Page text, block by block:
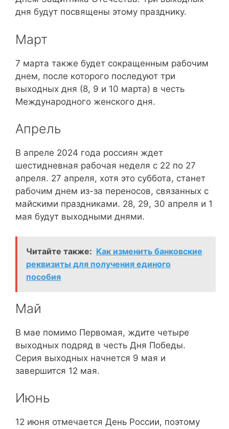
дня будут посвящены этому празднику.
Март
7 марта также будет сокращенным рабочим
днем, после которого последуют три
выходных дня (8, 9 и 10 марта) в честь
Международного женского дня.
Апрель
В апреле 2024 года россиян ждет
шестидневная рабочая неделя с 22 по 27
апреля. 27 апреля, хотя это суббота, станет
рабочим днем из-за переносов, связанных с
майскими праздниками. 28, 29, 30 апреля и 1
мая будут выходными днями.
Читайте также: Как изменить банковские
реквизиты для получения единого
пособия
Май
В мае помимо Первомая, ждите четыре
выходных подряд в честь Дня Победы.
Серия выходных начнется 9 мая и
завершится 12 мая.
Июнь
12 июня отмечается День России, поэтому